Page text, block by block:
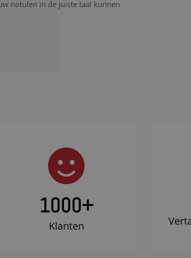
notulen in de juiste taal kunnen
1000+
Klanten